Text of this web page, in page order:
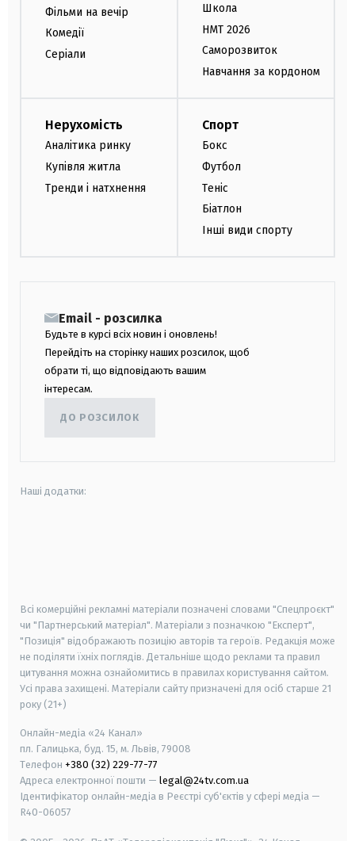
Фільми на вечір
Комедії
Серіали
Школа
НМТ 2026
Саморозвиток
Навчання за кордоном
Нерухомість
Аналітика ринку
Купівля житла
Тренди і натхнення
Спорт
Бокс
Футбол
Теніс
Біатлон
Інші види спорту
Email - розсилка
Будьте в курсі всіх новин і оновлень!
Перейдіть на сторінку наших розсилок, щоб
обрати ті, що відповідають вашим
інтересам.
ДО РОЗСИЛОК
Наші додатки:
Всі комерційні рекламні матеріали позначені словами "Спецпроєкт"
чи "Партнерський матеріал". Матеріали з позначкою "Експерт",
"Позиція" відображають позицію авторів та героїв. Редакція може
не поділяти їхніх поглядів. Детальніше щодо реклами та правил
цитування можна ознайомитись в правилах користування сайтом.
Усі права захищені. Матеріали сайту призначені для осіб старше 21
року (21+)
Онлайн-медіа «24 Канал»
пл. Галицька, буд. 15, м. Львів, 79008
Телефон +380 (32) 229-77-77
Адреса електронної пошти — legal@24tv.com.ua
Ідентифікатор онлайн-медіа в Реєстрі суб'єктів у сфері медіа —
R40-06057